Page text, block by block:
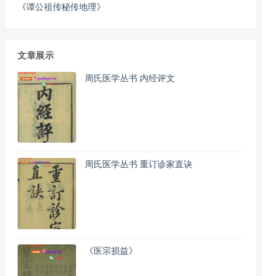
《谭公祖传秘传地理》
文章展示
周氏医学丛书 内经评文
周氏医学丛书 重订诊家直诀
《医宗损益》